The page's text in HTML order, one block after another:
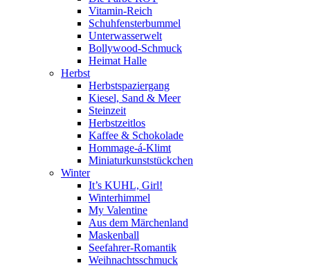
Vitamin-Reich
Schuhfensterbummel
Unterwasserwelt
Bollywood-Schmuck
Heimat Halle
Herbst
Herbstspaziergang
Kiesel, Sand & Meer
Steinzeit
Herbstzeitlos
Kaffee & Schokolade
Hommage-á-Klimt
Miniaturkunststückchen
Winter
It’s KUHL, Girl!
Winterhimmel
My Valentine
Aus dem Märchenland
Maskenball
Seefahrer-Romantik
Weihnachtsschmuck